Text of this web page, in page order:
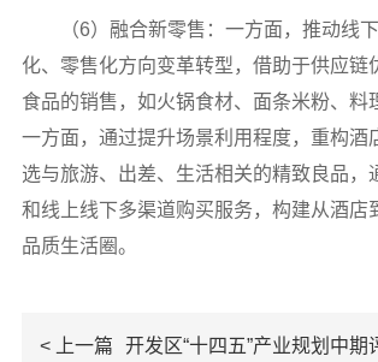
（6）融合新零售：一方面，推动线
化、零售化方向变革转型，借助于供应链
食品的销售，如火锅食材、面条米粉、料
一方面，通过提升场景利用程度，重构酒
选与旅游、出差、生活相关的精致良品，
和线上线下多渠道购买服务，构建从酒店
品质生活圈。
< 上一篇 开发区“十四五”产业规划中期